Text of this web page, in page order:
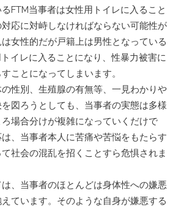
るFTM当事者は女性用トイレに入ること
応に対峙しなければならない可能性が
女性的だが戸籍上は男性となっている
イレに入ることになり、性暴力被害に
ことになってしまいます。
性別、生殖腺の有無等、一見わかりや
図ろうとしても、当事者の実態は多様
場合分けが複雑になっていくだけで
、当事者本人に苦痛や苦悩をもたらす
社会の混乱を招くことすら危惧されま
、当事者のほとんどは身体性への嫌悪
ています。そのような自身が嫌悪する